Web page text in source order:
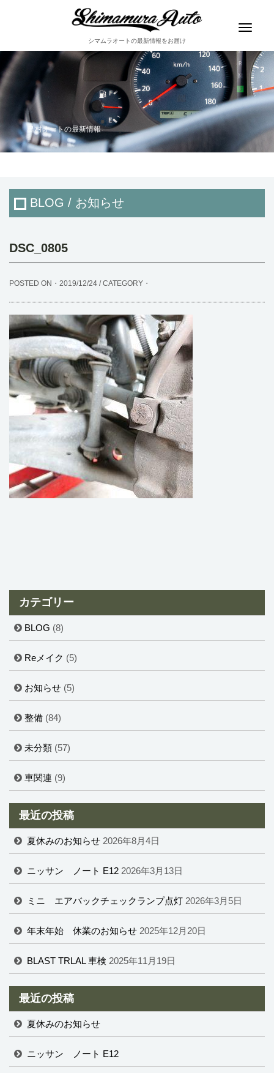
シマムラオートの最新情報をお届け
Toggle
島村オートの最新情報
BLOG / お知らせ
DSC_0805
POSTED ON・2019/12/24 / CATEGORY・
カテゴリー
BLOG (8)
Reメイク (5)
お知らせ (5)
整備 (84)
未分類 (57)
車関連 (9)
最近の投稿
夏休みのお知らせ 2026年8月4日
ニッサン ノート E12 2026年3月13日
ミニ エアバックチェックランプ点灯 2026年3月5日
年末年始 休業のお知らせ 2025年12月20日
BLAST TRLAL 車検 2025年11月19日
最近の投稿
夏休みのお知らせ
ニッサン ノート E12